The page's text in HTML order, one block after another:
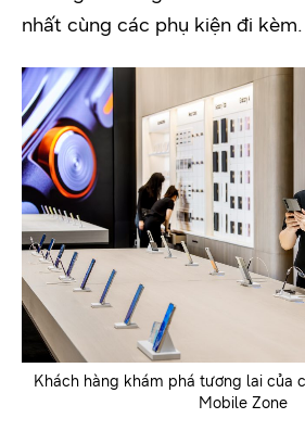
nhất cùng các phụ kiện đi kèm.
Khách hàng khám phá tương lai của
Mobile Zone